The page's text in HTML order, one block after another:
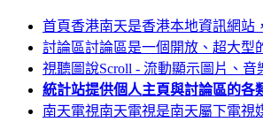
首頁香港南天是香港本地資訊網站
討論區討論區是一個開放、超大型
視聽圖說Scroll - 流動顯示圖片、音
統計站提供個人主頁與討論區的各
南天電視南天電視是南天屬下電視